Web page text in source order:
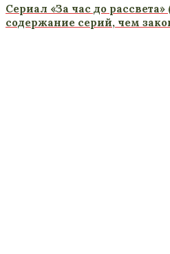
Сериал «За час до рассвета»
содержание серий, чем